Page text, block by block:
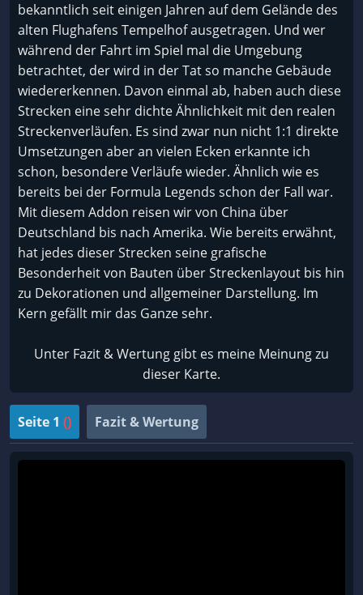
bekanntlich seit einigen Jahren auf dem Gelände des
alten Flughafens Tempelhof ausgetragen. Und wer
während der Fahrt im Spiel mal die Umgebung
betrachtet, der wird in der Tat so manche Gebäude
wiedererkennen. Davon einmal ab, haben auch diese
Strecken eine sehr dichte Ähnlichkeit mit den realen
Streckenverläufen. Es sind zwar nun nicht 1:1 direkte
Umsetzungen aber an vielen Ecken erkannte ich
schon, besondere Verläufe wieder. Ähnlich wie es
bereits bei der Formula Legends schon der Fall war.
Mit diesem Addon reisen wir von China über
Deutschland bis nach Amerika. Wie bereits erwähnt,
hat jedes dieser Strecken seine grafische
Besonderheit von Bauten über Streckenlayout bis hin
zu Dekorationen und allgemeiner Darstellung. Im
Kern gefällt mir das Ganze sehr.
Unter Fazit & Wertung gibt es meine Meinung zu
dieser Karte.
Seite 1 () Fazit & Wertung